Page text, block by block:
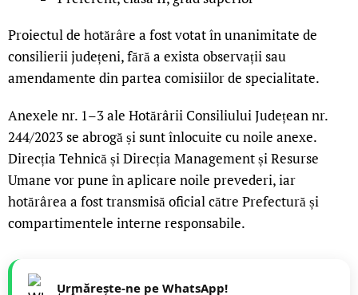
Proiectul de hotărâre a fost votat în unanimitate de
consilierii județeni, fără a exista observații sau
amendamente din partea comisiilor de specialitate.
Anexele nr. 1–3 ale Hotărârii Consiliului Județean nr.
244/2023 se abrogă și sunt înlocuite cu noile anexe.
Direcția Tehnică și Direcția Management și Resurse
Umane vor pune în aplicare noile prevederi, iar
hotărârea a fost transmisă oficial către Prefectură și
compartimentele interne responsabile.
Urmărește-ne pe WhatsApp!